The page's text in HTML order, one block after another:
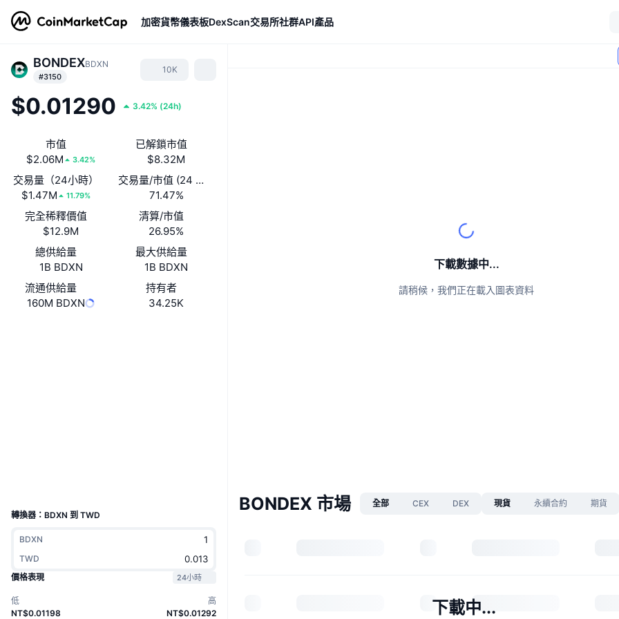
加密貨幣儀表板DexScan交易所社群API產品
BONDEXBDXN
#3150
10K
$0.01290 3.42% (24h)
市值
$2.06M
3.42%
已解鎖市值
$8.32M
交易量（24小時）
$1.47M
11.79%
交易量/市值 (24 小時)
71.47%
完全稀釋價值
$12.9M
清算/市值
26.95%
總供給量
1B BDXN
最大供給量
1B BDXN
流通供給量
160M BDXN
持有者
34.25K
轉換器：BDXN 到 TWD
BDXN
TWD
價格表現
24小時
低
NT$0.01198
高
NT$0.01292
下載數據中...
請稍候，我們正在載入圖表資料
BONDEX 市場 全部 CEX DEX 現貨 永續合約 期貨
下載中...